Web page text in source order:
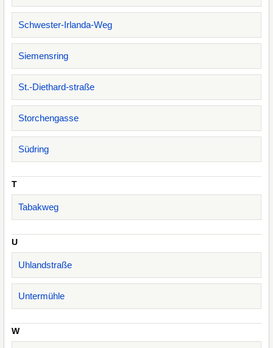
Schwester-Irlanda-Weg
Siemensring
St.-Diethard-straße
Storchengasse
Südring
T
Tabakweg
U
Uhlandstraße
Untermühle
W